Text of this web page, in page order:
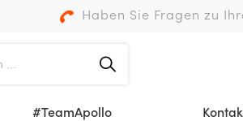
Haben Sie Fragen zu
#TeamApollo